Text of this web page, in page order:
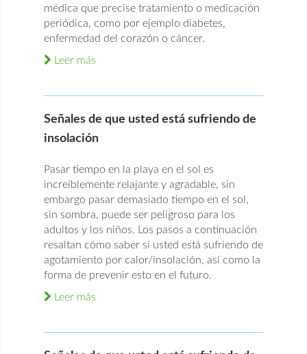
médica que precise tratamiento o medicación
periódica, como por ejemplo diabetes,
enfermedad del corazón o cáncer.
Leer más
Señales de que usted está sufriendo de
insolación
Pasar tiempo en la playa en el sol es
increíblemente relajante y agradable, sin
embargo pasar demasiado tiempo en el sol,
sin sombra, puede ser peligroso para los
adultos y los niños. Los pasos a continuación
resaltan cómo saber si usted está sufriendo de
agotamiento por calor/insolación, así como la
forma de prevenir esto en el futuro.
Leer más